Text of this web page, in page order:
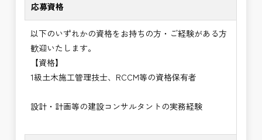
応募資格
以下のいずれかの資格をお持ちの方・ご経験がある方
歓迎いたします。
【資格】
1級土木施工管理技士、RCCM等の資格保有者
設計・計画等の建設コンサルタントの実務経験